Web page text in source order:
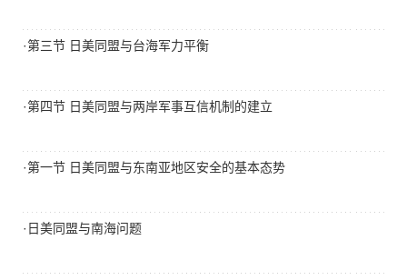
·第三节 日美同盟与台海军力平衡
·第四节 日美同盟与两岸军事互信机制的建立
·第一节 日美同盟与东南亚地区安全的基本态势
·日美同盟与南海问题